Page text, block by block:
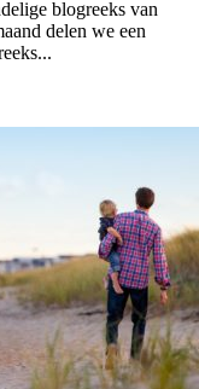
blogreeks van
delen we een